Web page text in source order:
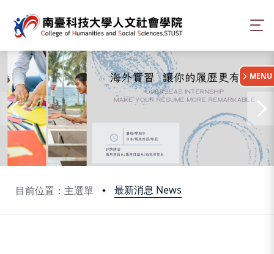
目前位置：主選單 最新消息 News
:::
MENU